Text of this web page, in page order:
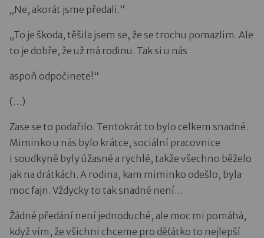
„Ne, akorát jsme předali.“
„To je škoda, těšila jsem se, že se trochu pomazlim. Ale
to je dobře, že už má rodinu. Tak si u nás
aspoň odpočinete!“
(…)
Zase se to podařilo. Tentokrát to bylo celkem snadné.
Miminko u nás bylo krátce, sociální pracovnice
i soudkyně byly úžasné a rychlé, takže všechno běželo
jak na drátkách. A rodina, kam miminko odešlo, byla
moc fajn. Vždycky to tak snadné není…
Žádné předání není jednoduché, ale moc mi pomáhá,
když vím, že všichni chceme pro děťátko to nejlepší.